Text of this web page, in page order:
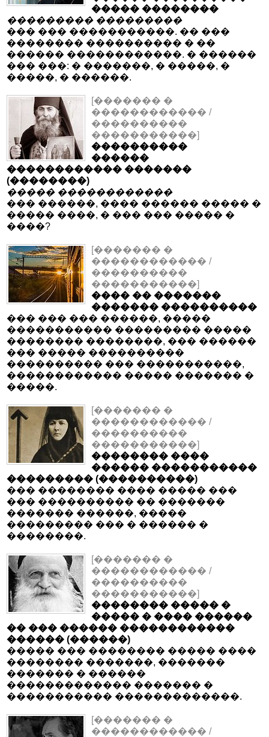
����� ��������
��������� ���������
��� ��� �����������. �� ���
�������� ���������� � ��
������ ������������. � ������
��� ���: � �������, � �����, �
�����, � ������.
[������� �
������������ /
����������
�����������]
����������
������
������������ �������
(��������)
����� ������������
��� ������, ���� ������ ����� �
����� ����, � ��� ��� ����� �
����?
[������� �
������������ /
����������
�����������]
���� �� �������
������� ����������
��� ��� ��� ������, �����
����������� ��������� �����
�������� ��������, ��� ������
��� ����� ����������
���������� ��� �����������,
������������ ����� ������� �
�����.
[������� �
������������ /
����������
�����������]
�������� ����
������ �����������
��������� (����������)
��� �������� ���� ����� ���
��� ���������� �� �������
������� ������, �����
��������� ��� � ������ �
��������.
[������� �
������������ /
����������
�����������]
�������� ����� �
����� � ���� ������
�� ��� ������ ������������
������ (������)
����� ��� �������� ����� ����
�������� �������, �������
������� � ������
������������� ������� �
����������� �������������.
[������� �
������������ /